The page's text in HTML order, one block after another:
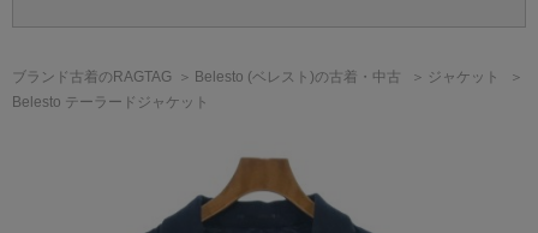
カ
ト
ブランド古着のRAGTAG Belesto (ベレスト)の古着・中古
ジャケット
Belesto テーラードジャケット